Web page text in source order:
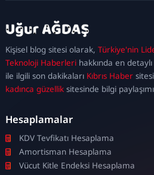
Kişisel blog sitesi olarak,Türkiye'nin
Teknoloji Haberleri hakkında en
ile ilgili son dakikaları Kıbrıs Haber
kadınca güzellik sitesinde bilgi
kadıköy
escortmaltepe
escortataşehir
escortümraniye
escort
Hesaplamalar
KDV Tevfikatı Hesaplama
Amortisman Hesaplama
Vücut Kitle Endeksi Hesaplama